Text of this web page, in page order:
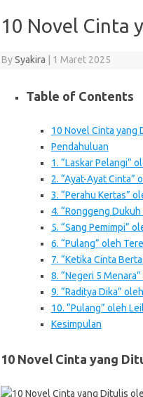
10 Novel Cinta
BySyakira 1 Maret 2025
Table of Contents
10 Novel Cinta yang
Pendahuluan
1. “Laskar Pelangi”
2. “Ayat-Ayat Cinta”
3. “Perahu Kertas”
4. “Ronggeng
5. “Sang Pemimpi”
6. “Pulang” oleh
7. “Ketika Cinta
8. “Negeri 5
9. “Raditya Dika”
10. “Pulang” oleh
Kesimpulan
10 Novel Cinta yang